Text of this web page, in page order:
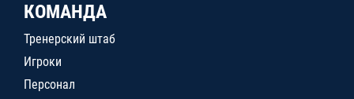
КОМАНДА
Тренерский штаб
Игроки
Персонал